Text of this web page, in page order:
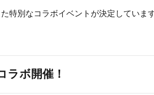
特別なコラボイベントが決定していま
ラボ開催！